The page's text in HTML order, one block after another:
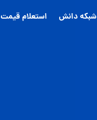
شبکه دانش استعلام قیمت